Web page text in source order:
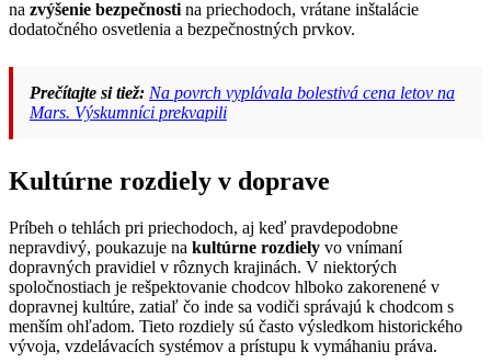
na zvýšenie bezpečnosti na priechodoch, vrátane inštalácie
dodatočného osvetlenia a bezpečnostných prvkov.
Prečítajte si tiež: Na povrch vyplávala bolestivá cena letov na
Mars. Výskumníci prekvapili
Kultúrne rozdiely v doprave
Príbeh o tehlách pri priechodoch, aj keď pravdepodobne
nepravdivý, poukazuje na kultúrne rozdiely vo vnímaní
dopravných pravidiel v rôznych krajinách. V niektorých
spoločnostiach je rešpektovanie chodcov hlboko zakorenené v
dopravnej kultúre, zatiaľ čo inde sa vodiči správajú k chodcom s
menším ohľadom. Tieto rozdiely sú často výsledkom historického
vývoja, vzdelávacích systémov a prístupu k vymáhaniu práva.